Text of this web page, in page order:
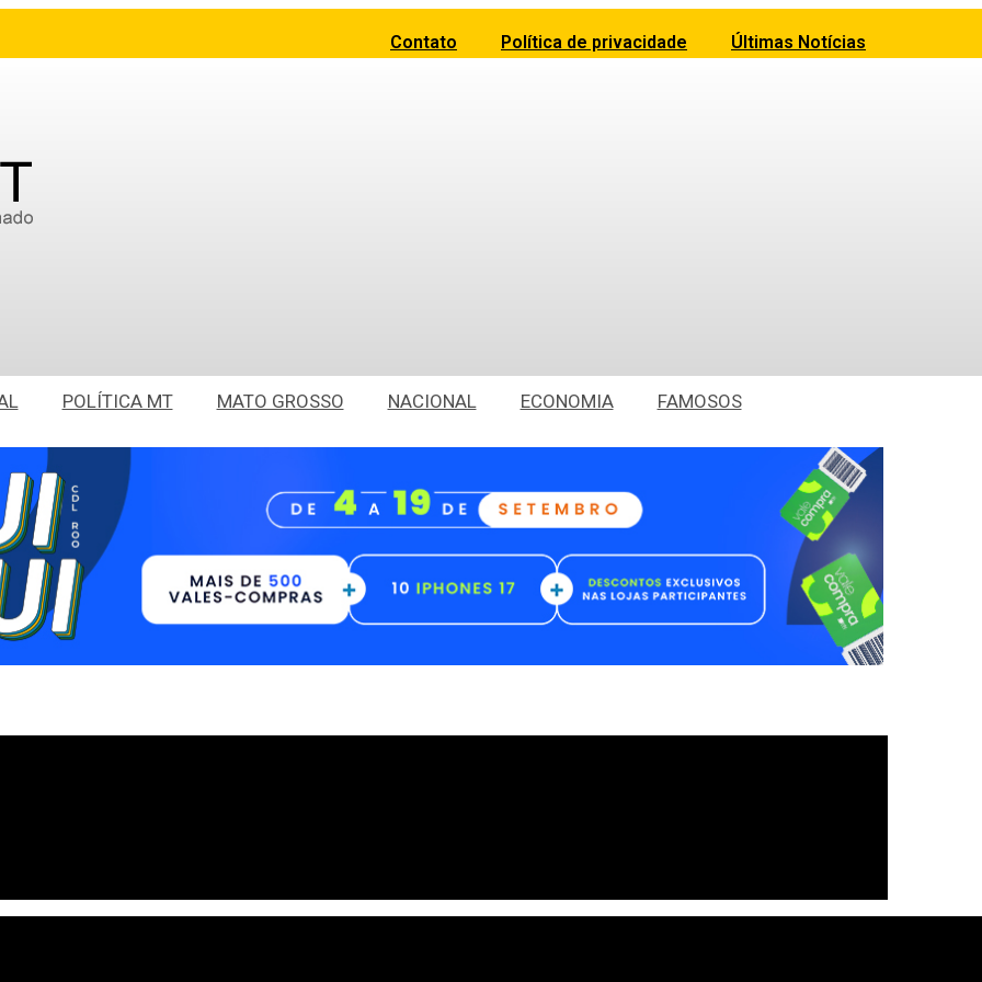
Contato Política de privacidade Últimas Notícias
POLÍTICA MT MATO GROSSO NACIONAL ECONOMIA FAMOSOS